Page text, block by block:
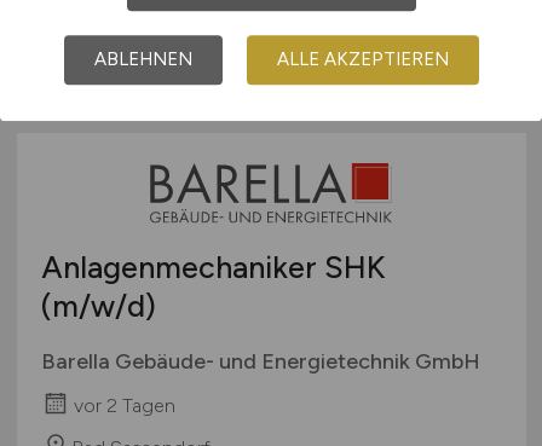
vor 2 Tagen
Hiddenhausen
Anlagenmechaniker SHK
(m/w/d)
Barella Gebäude- und Energietechnik GmbH
vor 2 Tagen
ABLEHNEN ALLE AKZEPTIEREN